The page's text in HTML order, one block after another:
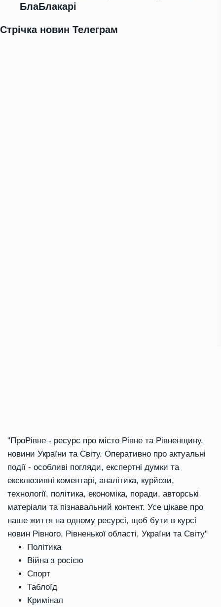
БлаБлакарі
Стрічка новин Телеграм
"ПроРівне - ресурс про місто Рівне та Рівненщину,
новини України та Світу. Оперативно про актуальні
події - особливі погляди, експертні думки та
ексклюзивні коментарі, аналітика, курйози,
технології, політика, економіка, поради, авторські
матеріали та пізнавальний контент. Усе цікаве про
наше життя на одному ресурсі, щоб бути в курсі
новин Рівного, Рівненької області, України та Світу"
Політика
Війна з росією
Спорт
Таблоїд
Кримінал